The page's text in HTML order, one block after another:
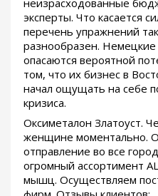
эксперты. Что касается
перечень упражнений
разнообразен.
опасаются вероятной
том, что их бизнес в
начал ощущать на себе
кризиса.
Оксиметалон Златоуст.
женщине моментально.
отправление во все
огромный ассортимент
мышц. Осуществляем